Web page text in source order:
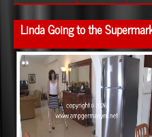
Linda Going to the